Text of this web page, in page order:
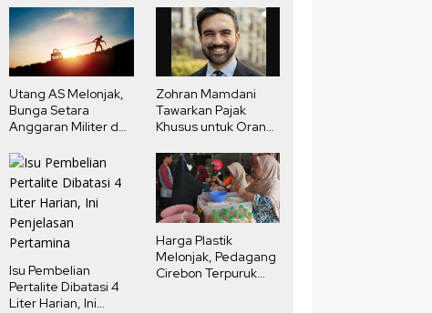
Turun?
negara
Utang AS Melonjak,
Bunga Setara
Anggaran Militer dan
Zohran Mamdani
Tawarkan Pajak
Khusus untuk Orang
Fokus pada Properti
Mewah
Isu Pembelian
Pertalite Dibatasi 4
Liter Harian, Ini
Harga Plastik
Melonjak, Pedagang
Cirebon Terpuruk